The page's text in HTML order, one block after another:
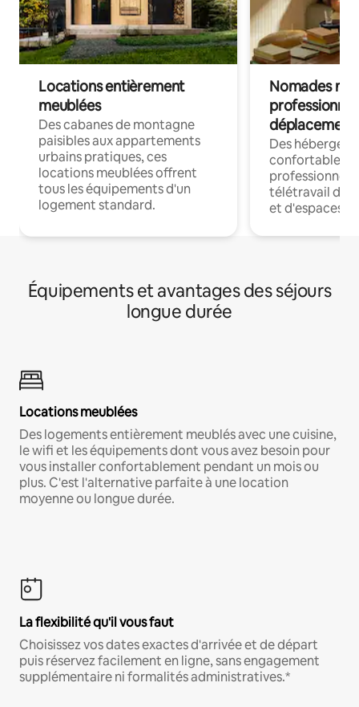
Locations entièrement
meublées
Des cabanes de montagne
paisibles aux appartements
urbains pratiques, ces
locations meublées offrent
tous les équipements d'un
logement standard.
Nomades
déplacement
Des
confortables
professionnels
télétravail
et d'espaces
Équipements et avantages des séjours
longue durée
Locations meublées
Des logements entièrement meublés avec une cuisine,
le wifi et les équipements dont vous avez besoin pour
vous installer confortablement pendant un mois ou
plus. C'est l'alternative parfaite à une location
moyenne ou longue durée.
La flexibilité qu'il vous faut
Choisissez vos dates exactes d'arrivée et de départ
puis réservez facilement en ligne, sans engagement
supplémentaire ni formalités administratives.*